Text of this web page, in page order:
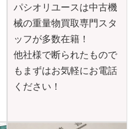
パシオリユースは中古機
械の重量物買取専門スタ
ッフが多数在籍！
他社様で断られたもので
もまずはお気軽にお電話
ください！